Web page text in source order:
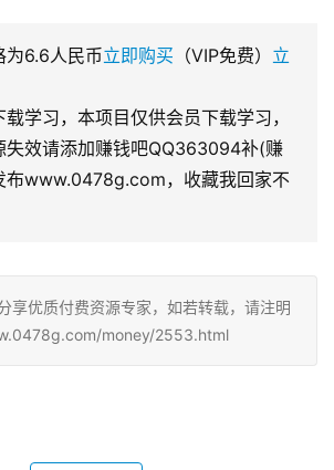
为6.6人民币立即购买 （VIP免费） 立
学习，本项目仅供会员下载学习，
失效请添加赚钱吧QQ363094补(赚
布www.0478g.com，收藏我回家不
享优质付费资源专家，如若转载，请注明
money/2553.html